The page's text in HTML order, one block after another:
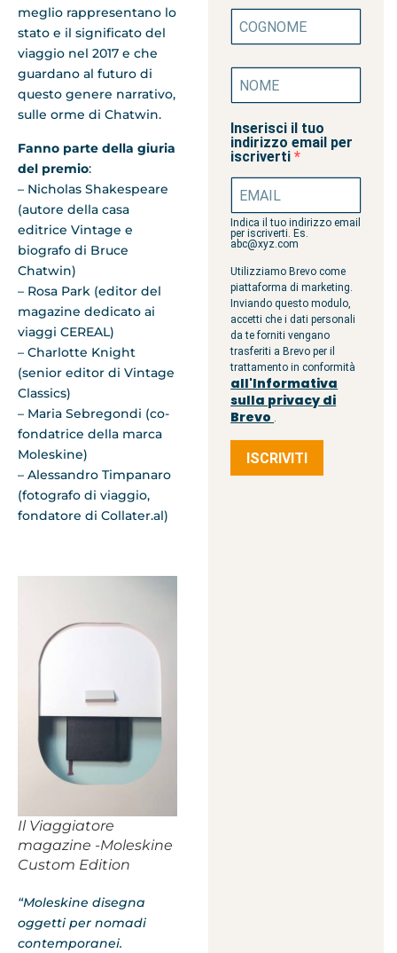
meglio rappresentano lo
stato e il significato del
viaggio nel 2017 e che
guardano al futuro di
questo genere narrativo,
sulle orme di Chatwin.
Fanno parte della giuria
del premio:
– Nicholas Shakespeare
(autore della casa
editrice Vintage e
biografo di Bruce
Chatwin)
– Rosa Park (editor del
magazine dedicato ai
viaggi CEREAL)
– Charlotte Knight
(senior editor di Vintage
Classics)
– Maria Sebregondi (co-
fondatrice della marca
Moleskine)
– Alessandro Timpanaro
(fotografo di viaggio,
fondatore di Collater.al)
Il Viaggiatore
magazine -Moleskine
Custom Edition
“Moleskine disegna
oggetti per nomadi
contemporanei.
Inserisci il tuo
indirizzo email per
iscriverti
Indica il tuo indirizzo email
per iscriverti. Es.
abc@xyz.com
Utilizziamo Brevo come
piattaforma di marketing.
Inviando questo modulo,
accetti che i dati personali
da te forniti vengano
trasferiti a Brevo per il
trattamento in conformità
all'Informativa
sulla privacy di
Brevo .
ISCRIVITI